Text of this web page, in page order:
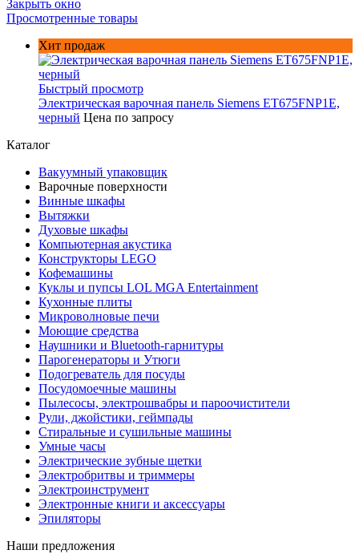
Закрыть окно
Просмотренные товары
Хит продаж
Быстрый просмотр
Электрическая варочная панель Siemens ET675FNP1E,
черный Цена по запросу
Каталог
Вакуумный упаковщик
Варочные поверхности
Винные шкафы
Вытяжки
Духовые шкафы
Компьютерная акустика
Конструкторы LEGO
Кофемашины
Куклы и пупсы LOL MGA Entertainment
Кухонные плиты
Микроволновые печи
Моющие средства
Наушники и Bluetooth-гарнитуры
Парогенераторы и Утюги
Подогреватель для посуды
Посудомоечные машины
Пылесосы, электрошвабры и пароочистители
Рули, джойстики, геймпады
Стиральные и сушильные машины
Умные часы
Электрические зубные щетки
Электробритвы и триммеры
Электроинструмент
Электронные книги и аксессуары
Эпиляторы
Наши предложения